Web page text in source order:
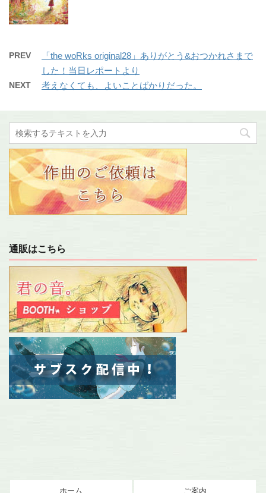
PREV
「the woRks original28」ありがとう&おつかれさまで
した！当日レポートより
NEXT 考えなくても、よいことばかりだった。
通販はこちら
ホーム ご案内